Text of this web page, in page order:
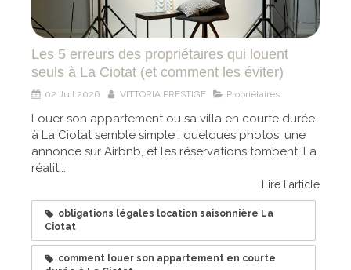
Les 5 erreurs des propriétaires qui louent
seuls à La Ciotat (et comment les éviter)
02 Juil 2026 VITTORIA PRESTIGE Propriétaires
Louer son appartement ou sa villa en courte durée
à La Ciotat semble simple : quelques photos, une
annonce sur Airbnb, et les réservations tombent. La
réalit...
Lire l'article
obligations légales location saisonnière La
Ciotat
comment louer son appartement en courte